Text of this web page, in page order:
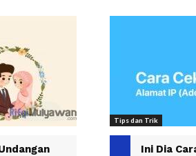
Tips dan Trik
Ini Dia